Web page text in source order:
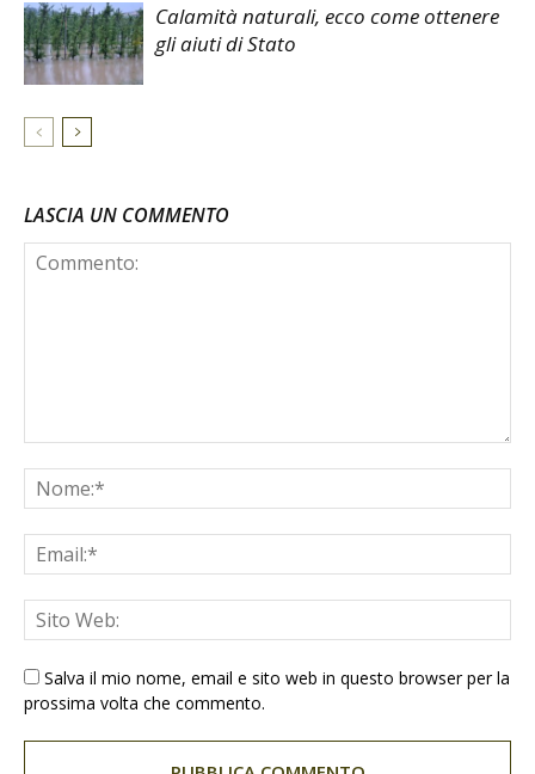
Calamità naturali, ecco come ottenere
gli aiuti di Stato
LASCIA UN COMMENTO
Salva il mio nome, email e sito web in questo browser per la
prossima volta che commento.